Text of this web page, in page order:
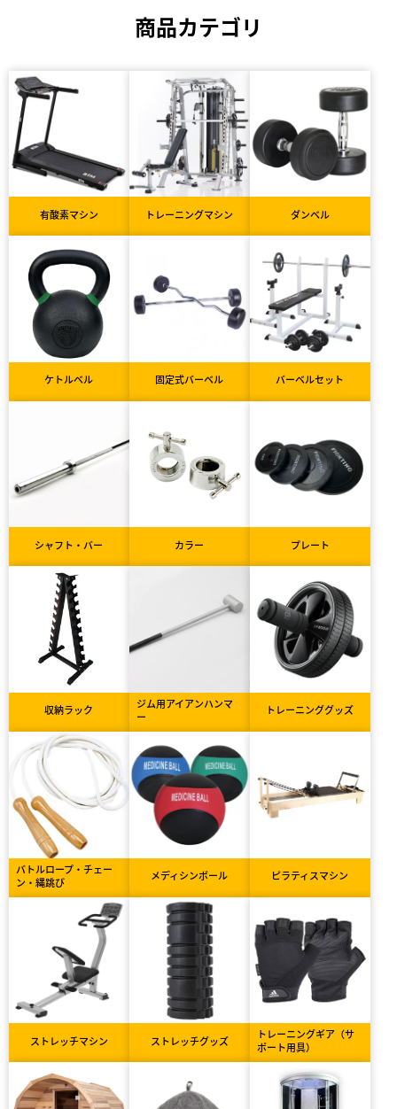
商品カテゴリ
有酸素マシン トレーニングマシン ダンベル
ケトルベル 固定式バーベル バーベルセット
シャフト・バー カラー プレート
収納ラック
ジム用アイアンハンマ
ー
トレーニンググッズ
バトルロープ・チェー
ン・縄跳び
メディシンボール ピラティスマシン
ストレッチマシン ストレッチグッズ
トレーニングギア（サ
ポート用具）